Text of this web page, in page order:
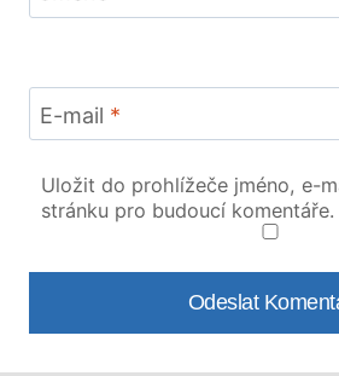
E-mail *
Uložit do prohlížeče jméno, e-
stránku pro budoucí komentáře.